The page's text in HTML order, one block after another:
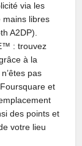
via les
mains libres
A2DP).
: trouvez
à la
pas
et
des points et
votre lieu